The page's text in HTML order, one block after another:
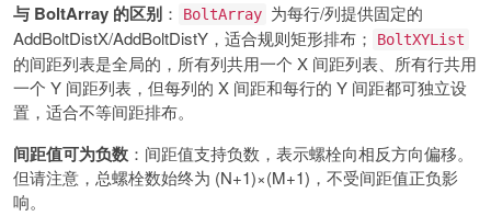
与 BoltArray 的区别 ： BoltArray 为每行/列提供固定的
AddBoltDistX/AddBoltDistY，适合规则矩形排布；
BoltXYList
的间距列表是全局的，所有列共用一个 X 间距列表、所有行共用
一个 Y 间距列表，但每列的 X 间距和每行的 Y 间距都可独立设
置，适合不等间距排布。
间距值可为负数 ：间距值支持负数，表示螺栓向相反方向偏移。
但请注意，总螺栓数始终为 (N+1)×(M+1)，不受间距值正负影
响。